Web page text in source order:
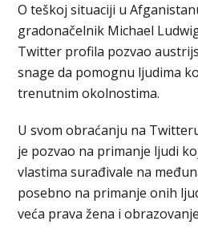
O teškoj situaciji u
gradonačelnik Michael
Twitter profila pozvao
snage da pomognu ljudima
trenutnim okolnostima.
U svom obraćanju na
je pozvao na primanje ljudi
vlastima surađivale na
posebno na primanje onih
veća prava žena i